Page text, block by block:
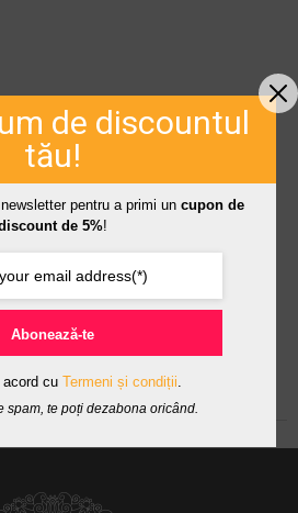
de discountul
tău!
pentru a primi un cupon de
de 5%!
Abonează-te
cu Termeni și condiții.
spam, te poți dezabona oricând.